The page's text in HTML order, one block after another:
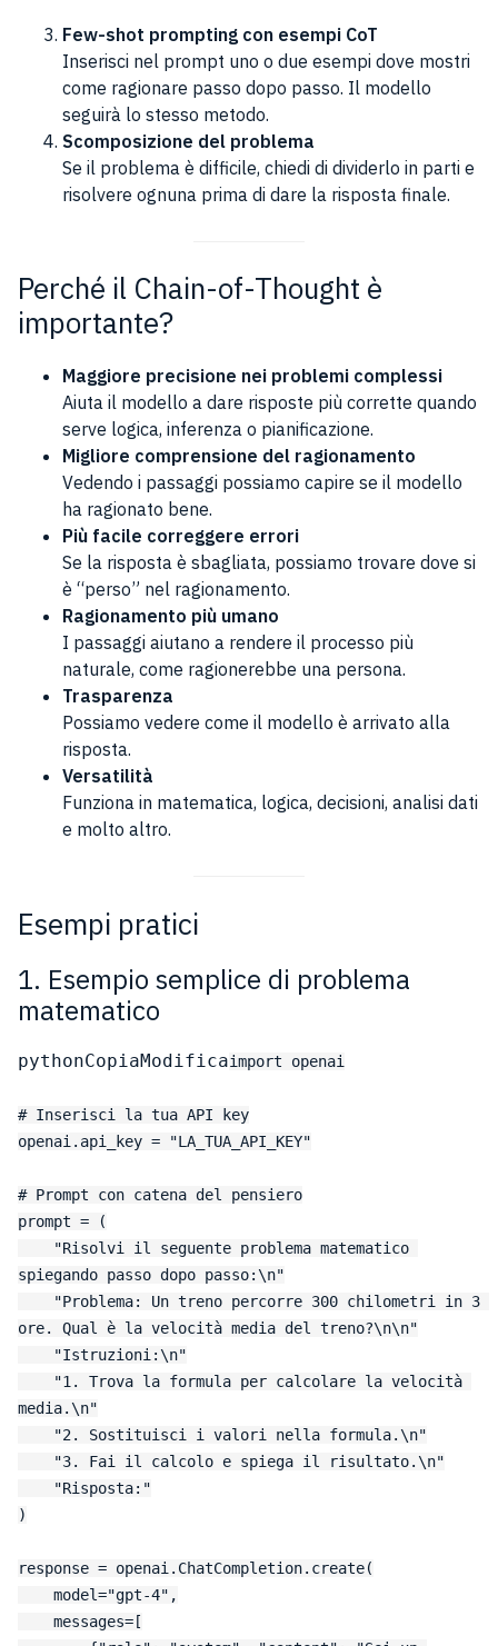
Few-shot prompting con esempi CoT
Inserisci nel prompt uno o due esempi dove mostri
come ragionare passo dopo passo. Il modello
seguirà lo stesso metodo.
Scomposizione del problema
Se il problema è difficile, chiedi di dividerlo in parti e
risolvere ognuna prima di dare la risposta finale.
Perché il Chain-of-Thought è
importante?
Maggiore precisione nei problemi complessi
Aiuta il modello a dare risposte più corrette quando
serve logica, inferenza o pianificazione.
Migliore comprensione del ragionamento
Vedendo i passaggi possiamo capire se il modello
ha ragionato bene.
Più facile correggere errori
Se la risposta è sbagliata, possiamo trovare dove si
è “perso” nel ragionamento.
Ragionamento più umano
I passaggi aiutano a rendere il processo più
naturale, come ragionerebbe una persona.
Trasparenza
Possiamo vedere come il modello è arrivato alla
risposta.
Versatilità
Funziona in matematica, logica, decisioni, analisi dati
e molto altro.
Esempi pratici
1. Esempio semplice di problema
matematico
pythonCopiaModificaimport openai
# Inserisci la tua API key
openai.api_key = "LA_TUA_API_KEY"
# Prompt con catena del pensiero
prompt = (
spiegando passo dopo passo:\n"
ore. Qual è la velocità media del treno?\n\n"
media.\n"
)
response = openai.ChatCompletion.create(